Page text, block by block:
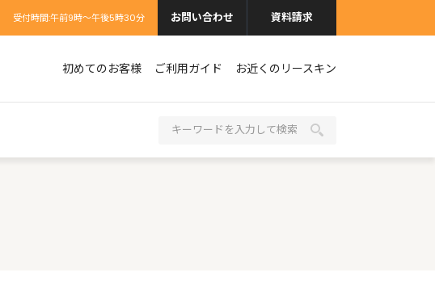
受付時間:午前9時〜午後5時30分 お問い合わせ 資料請求
初めてのお客様 ご利用ガイド お近くのリースキン